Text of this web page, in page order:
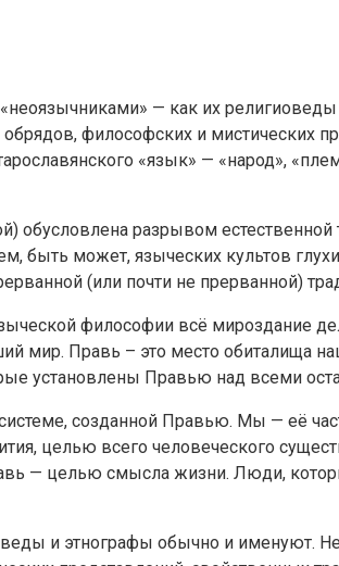
— как их
философских и мистических
«язык» — «народ»,
разрывом
быть может, языческих культов
(или почти не прерванной)
философии всё мироздание
мир. Правь – это место обиталища
установлены Правью над всеми
созданной Правью. Мы — её
целью всего человеческого
— целью смысла жизни. Люди,
и этнографы обычно и именуют.